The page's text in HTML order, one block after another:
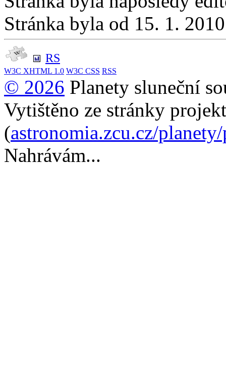
Stránka byla od 15. 1.
RS
W3C XHTML 1.0 W3C CSS RSS
© 2026 Planety sluneční
Vytištěno ze stránky
(astronomia.zcu.cz/
Nahrávám...